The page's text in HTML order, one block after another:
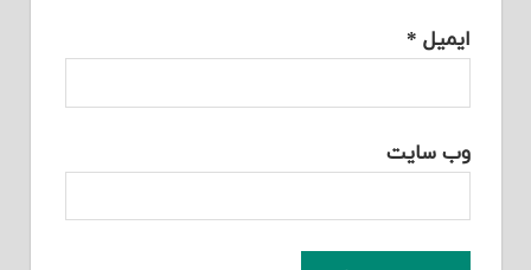
ایمیل *
وب‌ سایت